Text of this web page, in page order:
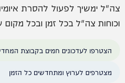
צה"ל ימשיך לפעול להסרת
וכוחות צה"ל בכל זמן ובכל מקום
הצטרפו לעדכונים חמים בקבוצת
מצטרפים לערוץ ומתחדשים כל הזמן